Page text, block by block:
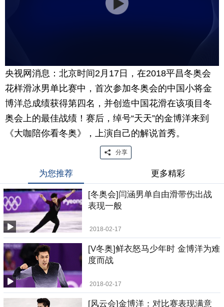
央视网消息：北京时间2月17日，在2018平昌冬奥会
花样滑冰男单比赛中，首次参加冬奥会的中国小将金
博洋总成绩获得第四名，并创造中国花滑在该项目冬
奥会上的最佳战绩！赛后，绰号“天天”的金博洋来到
《大咖陪你看冬奥》，上演自己的解说首秀。
分享
为您推荐 更多精彩
[冬奥会]闫涵男单自由滑带伤出战
表现一般
2018-02-17
[V冬奥]鲜衣怒马少年时 金博洋为难
度而战
2018-02-17
[风云会]金博洋：对比赛表现满意